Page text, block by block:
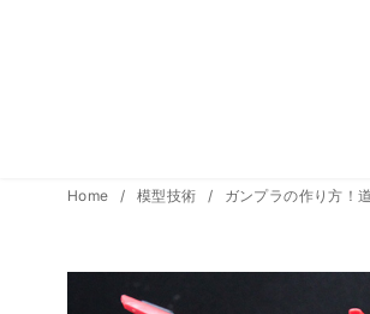
Home 模型技術 ガンプラの作り方！